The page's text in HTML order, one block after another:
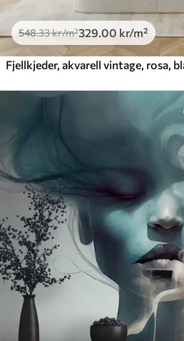
548.33kr/m²329.00 kr/m²